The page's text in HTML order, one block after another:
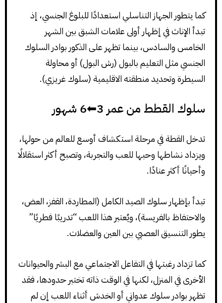
كما يتطور الجهاز التناسلي استعدادًا للبلوغ الجنسي، إذ
تبدأ الإناث في إظهار أولى علامات الشبق بين الشهر
الخامس والسادس، بينما تظهر على الذكور بوادر السلوك
الجنسي مثل التعليم بالبول (رش البول) أو محاولة
السيطرة وتحديد منطقته الاقليمية (سلوك غريزي).
سلوك القطط من عمر 3⬅6 شهور
تدخل القطة في مرحلة استكشاف أوسع للعالم من حولها،
ويزداد نشاطها وحبها للعب والتجربة، وتصبح أكثر استقلالًا
وأحيانًا أكثر عنادًا.
تبدأ بإظهار سلوك الصيد الكامل (المطاردة، القفز، العض،
والاحتفاظ بالفريسة)، ويُعتبر هذا اللعب “تدريبًا فطريًا”
يطور التنسيق العصبي بين العين والعضلات.
كما تزداد رغبتها في التفاعل الاجتماعي مع البشر والحيوانات
الأخرى في المنزل، لكنها في الوقت ذاته تختبر حدودها، فقد
تظهر بوادر سلوك عدواني أو الخدش أثناء اللعب إن لم